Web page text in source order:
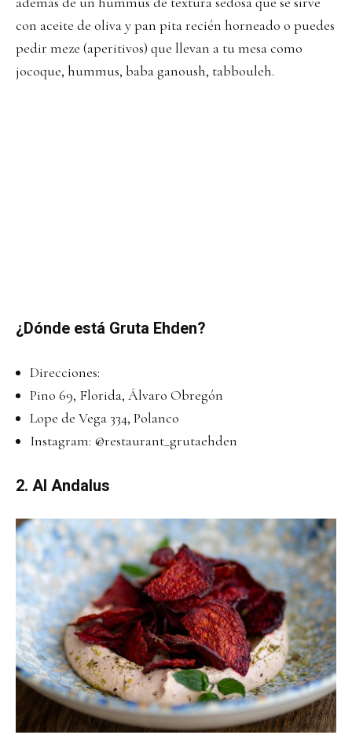
con aceite de oliva y pan pita recién horneado o puedes
pedir meze (aperitivos) que llevan a tu mesa como
jocoque, hummus, baba ganoush, tabbouleh.
¿Dónde está Gruta Ehden?
Direcciones:
Pino 69, Florida, Álvaro Obregón
Lope de Vega 334, Polanco
Instagram: @restaurant_grutaehden
2. Al Andalus